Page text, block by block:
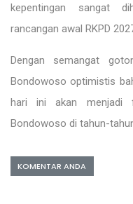
kepentingan sangat
rancangan awal RKPD
Dengan semangat
Bondowoso optimistis
hari ini akan menjadi
Bondowoso di tahun-
KOMENTAR ANDA